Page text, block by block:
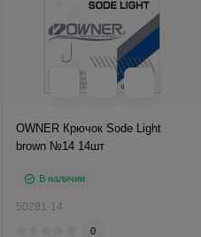
OWNER Крючок Sode Light
brown №14 14шт
В наличии
50281-14
0